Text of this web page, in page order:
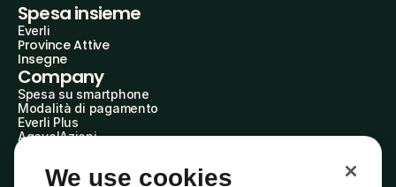
Spesa insieme
Everli
Province Attive
Insegne
Company
Spesa su smartphone
Modalità di pagamento
Everli Plus
AgevolAzioni
Everli Shoppers
We use cookies